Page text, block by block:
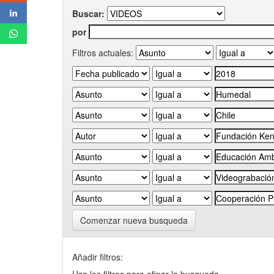
Buscar:
por
Filtros actuales:
Comenzar nueva busqueda
Añadir filtros: